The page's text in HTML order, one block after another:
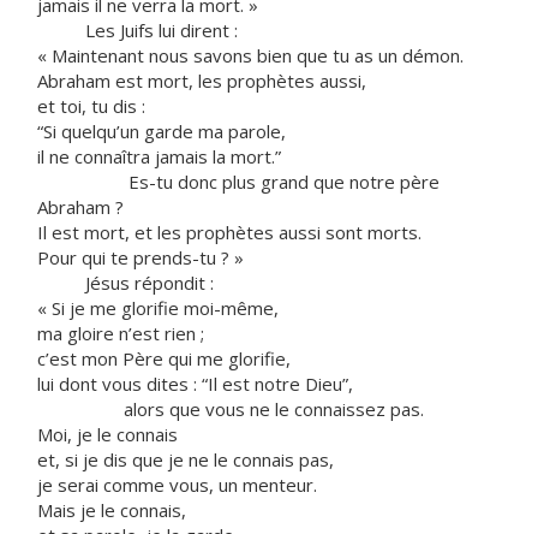
jamais il ne verra la mort. »
Les Juifs lui dirent :
« Maintenant nous savons bien que tu as un démon.
Abraham est mort, les prophètes aussi,
et toi, tu dis :
“Si quelqu’un garde ma parole,
il ne connaîtra jamais la mort.”
Es-tu donc plus grand que notre père
Abraham ?
Il est mort, et les prophètes aussi sont morts.
Pour qui te prends-tu ? »
Jésus répondit :
« Si je me glorifie moi-même,
ma gloire n’est rien ;
c’est mon Père qui me glorifie,
lui dont vous dites : “Il est notre Dieu”,
alors que vous ne le connaissez pas.
Moi, je le connais
et, si je dis que je ne le connais pas,
je serai comme vous, un menteur.
Mais je le connais,